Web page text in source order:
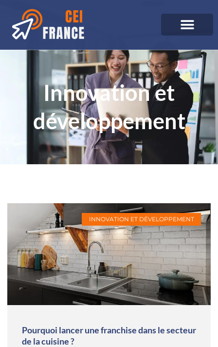
Innovation et
développement
INNOVATION ET DÉVELOPPEMENT
Pourquoi lancer une franchise dans le secteur
de la cuisine ?